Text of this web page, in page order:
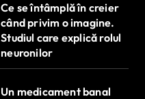
Ce se întâmplă în creier
când privim o imagine.
Studiul care explică rolul
neuronilor
Un medicament banal